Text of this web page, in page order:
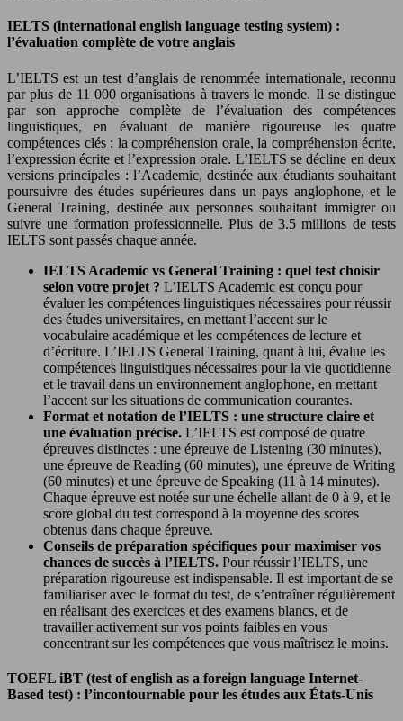
IELTS (international english language testing system) :
l’évaluation complète de votre anglais
L’IELTS est un test d’anglais de renommée internationale, reconnu
par plus de 11 000 organisations à travers le monde. Il se distingue
par son approche complète de l’évaluation des compétences
linguistiques, en évaluant de manière rigoureuse les quatre
compétences clés : la compréhension orale, la compréhension écrite,
l’expression écrite et l’expression orale. L’IELTS se décline en deux
versions principales : l’Academic, destinée aux étudiants souhaitant
poursuivre des études supérieures dans un pays anglophone, et le
General Training, destinée aux personnes souhaitant immigrer ou
suivre une formation professionnelle. Plus de 3.5 millions de tests
IELTS sont passés chaque année.
IELTS Academic vs General Training : quel test choisir
selon votre projet ? L’IELTS Academic est conçu pour
évaluer les compétences linguistiques nécessaires pour réussir
des études universitaires, en mettant l’accent sur le
vocabulaire académique et les compétences de lecture et
d’écriture. L’IELTS General Training, quant à lui, évalue les
compétences linguistiques nécessaires pour la vie quotidienne
et le travail dans un environnement anglophone, en mettant
l’accent sur les situations de communication courantes.
Format et notation de l’IELTS : une structure claire et
une évaluation précise. L’IELTS est composé de quatre
épreuves distinctes : une épreuve de Listening (30 minutes),
une épreuve de Reading (60 minutes), une épreuve de Writing
(60 minutes) et une épreuve de Speaking (11 à 14 minutes).
Chaque épreuve est notée sur une échelle allant de 0 à 9, et le
score global du test correspond à la moyenne des scores
obtenus dans chaque épreuve.
Conseils de préparation spécifiques pour maximiser vos
chances de succès à l’IELTS. Pour réussir l’IELTS, une
préparation rigoureuse est indispensable. Il est important de se
familiariser avec le format du test, de s’entraîner régulièrement
en réalisant des exercices et des examens blancs, et de
travailler activement sur vos points faibles en vous
concentrant sur les compétences que vous maîtrisez le moins.
TOEFL iBT (test of english as a foreign language Internet-
Based test) : l’incontournable pour les études aux États-Unis